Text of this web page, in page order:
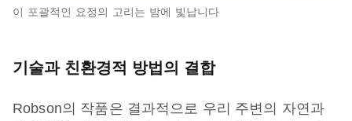
이 포괄적인 요정의 고리는 밤에 빛납니다
기술과 친환경적 방법의 결합
Robson의 작품은 결과적으로 우리 주변의 자연과